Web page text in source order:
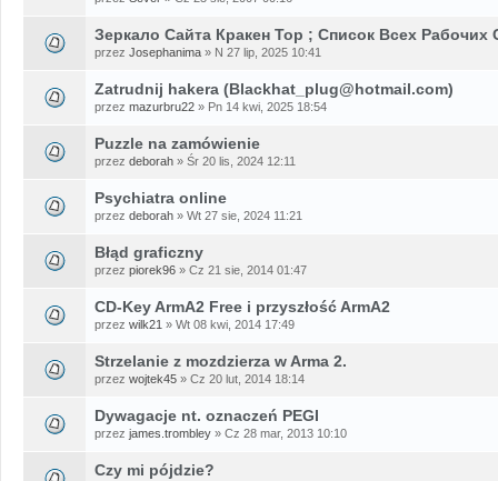
Зеркало Сайта Кракен Тор ; Список Всех Рабочих
przez Josephanima » N 27 lip, 2025 10:41
Zatrudnij hakera (Blackhat_plug@hotmail.com)
przez mazurbru22 » Pn 14 kwi, 2025 18:54
Puzzle na zamówienie
przez deborah » Śr 20 lis, 2024 12:11
Psychiatra online
przez deborah » Wt 27 sie, 2024 11:21
Błąd graficzny
przez piorek96 » Cz 21 sie, 2014 01:47
CD-Key ArmA2 Free i przyszłość ArmA2
przez wilk21 » Wt 08 kwi, 2014 17:49
Strzelanie z mozdzierza w Arma 2.
przez wojtek45 » Cz 20 lut, 2014 18:14
Dywagacje nt. oznaczeń PEGI
przez james.trombley » Cz 28 mar, 2013 10:10
Czy mi pójdzie?